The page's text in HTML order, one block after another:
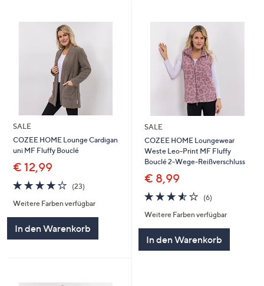
SALE
COZEE HOME Lounge Cardigan
uni MF Fluffy Bouclé
€ 12,99
3.9
von
5
(23)
Weitere Farben verfügbar
In den Warenkorb
SALE
COZEE HOME Loungewear
Weste Leo-Print MF Fluffy
Bouclé 2-Wege-Reißverschluss
€ 8,99
3.5
von
5
(6)
Weitere Farben verfügbar
In den Warenkorb